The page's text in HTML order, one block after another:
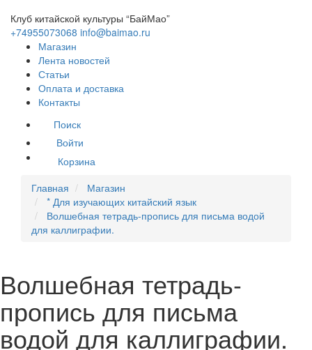
Клуб китайской культуры “БайМао”
+74955073068 info@baimao.ru
Магазин
Лента новостей
Статьи
Оплата и доставка
Контакты
Поиск
Войти
Корзина
Главная
Магазин
* Для изучающих китайский язык
Волшебная тетрадь-пропись для письма водой
для каллиграфии.
Волшебная тетрадь-
пропись для письма
водой для каллиграфии.